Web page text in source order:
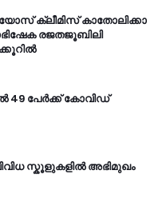
ക്ലീമിസ് കാതോലിക്കാ
രജതജൂബിലി
49 പേർക്ക് കോവിഡ്
സ്കൂളുകളിൽ അഭിമുഖം